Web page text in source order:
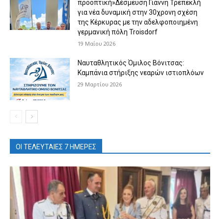
προοπτική»Δέσμευση Γιάννη Τρεπεκλή
για νέα δυναμική στην 30χρονη σχέση
της Κέρκυρας με την αδελφοποιημένη
γερμανική πόλη Troisdorf
19 Μαΐου 2026
Ναυταθλητικός Όμιλος Βόνιτσας:
Καμπάνια στήριξης νεαρών ιστιοπλόων
29 Μαρτίου 2026
ΟΙ ΤΕΛΕΥΤΑΙΕΣ 7 ΗΜΕΡΕΣ